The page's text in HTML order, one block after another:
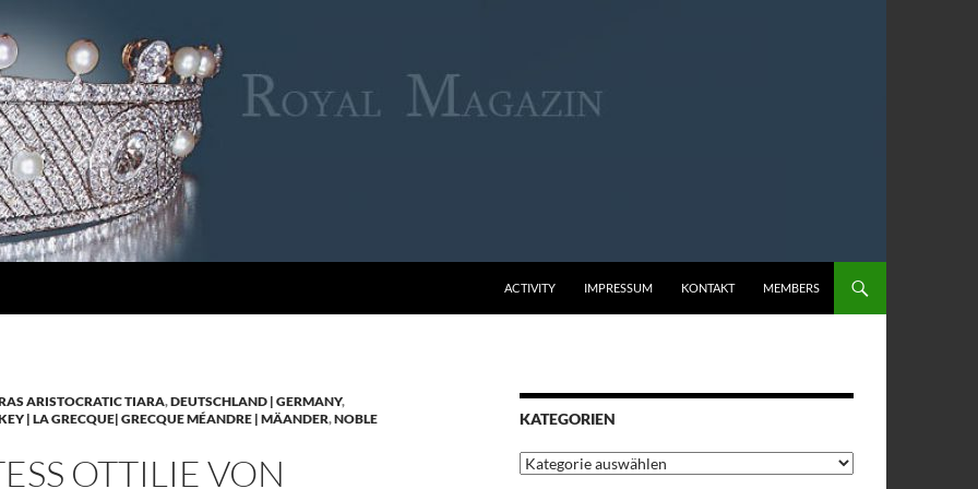
ACTIVITY IMPRESSUM KONTAKT MEMBERS
ARISTOCRATIC TIARA,DEUTSCHLAND | GERMANY,
| LA GRECQUE| GRECQUE MÉANDRE | MÄANDER,NOBLE
OTTILIE VON
KATEGORIEN
Kategorien